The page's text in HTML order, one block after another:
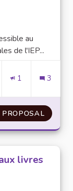
au
de l'IEP...
1 3
livres